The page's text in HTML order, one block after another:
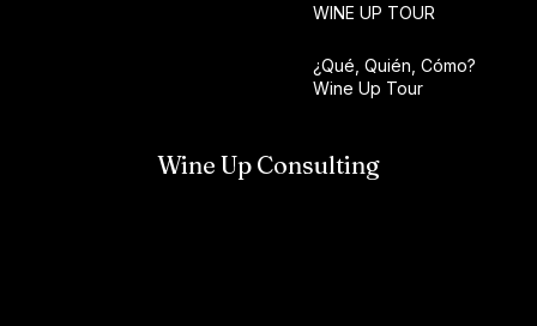
WINE UP TOUR
¿Qué, Quién, Cómo?
Wine Up Tour
Wine Up Consulting